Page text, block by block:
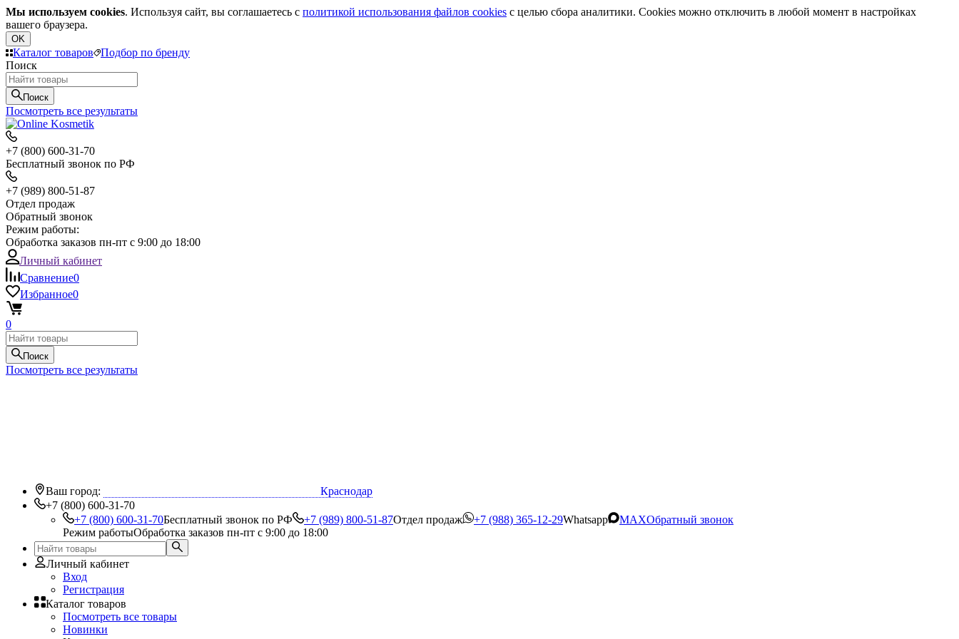
Мы используем cookies. Используя сайт, вы соглашаетесь с политикой использования файлов cookies с целью сбора аналитики. Cookies можно отключить в любой момент в настройках
вашего браузера.
OK
Каталог товаров
Подбор по бренду
Поиск
Поиск
Посмотреть все результаты
+7 (800) 600-31-70
Бесплатный звонок по РФ
+7 (989) 800-51-87
Отдел продаж
Обратный звонок
Режим работы:
Обработка заказов пн-пт с 9:00 до 18:00
Личный кабинет
Сравнение0
Избранное0
0
Поиск
Посмотреть все результаты
Ваш город:
Краснодар
+7 (800) 600-31-70
+7 (800) 600-31-70Бесплатный звонок по РФ +7 (989) 800-51-87Отдел продаж +7 (988) 365-12-29Whatsapp MAXОбратный звонок
Режим работыОбработка заказов пн-пт с 9:00 до 18:00
Личный кабинет
Вход
Регистрация
Каталог товаров
Посмотреть все товары
Новинки